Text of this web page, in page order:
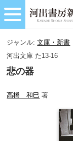
ジャンル:文庫・新書
河出文庫 た13-16
悲の器
高橋 和巳 著